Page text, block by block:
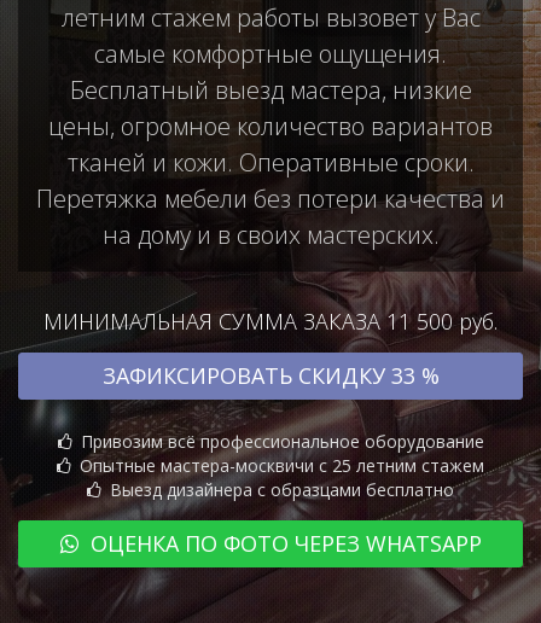
летним стажем работы вызовет у Вас
самые комфортные ощущения.
Бесплатный выезд мастера, низкие
цены, огромное количество вариантов
тканей и кожи. Оперативные сроки.
Перетяжка мебели без потери качества и
на дому и в своих мастерских.
МИНИМАЛЬНАЯ СУММА ЗАКАЗА 11 500 руб.
ЗАФИКСИРОВАТЬ СКИДКУ 33 %
Привозим всё профессиональное оборудование
Опытные мастера-москвичи с 25 летним стажем
Выезд дизайнера с образцами бесплатно
ОЦЕНКА ПО ФОТО ЧЕРЕЗ WHATSAPP